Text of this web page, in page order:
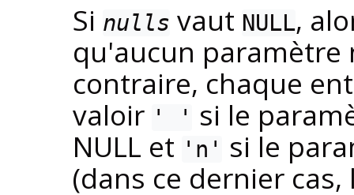
Si nulls vaut NULL,
qu'aucun paramètre
contraire, chaque
valoir ' ' si le
NULL et 'n' si le
(dans ce dernier